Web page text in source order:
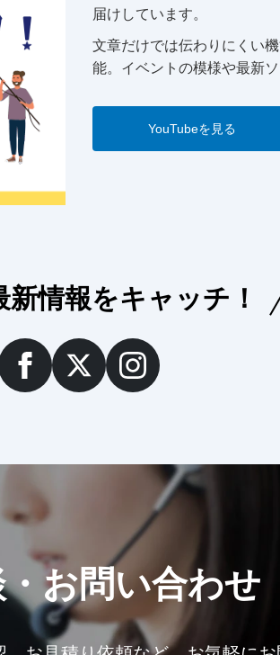
届けしています。
文章だけでは伝わりにくい
能。イベントの模様や最新
YouTubeを見る
新情報をキャッチ！
お問い合わせ